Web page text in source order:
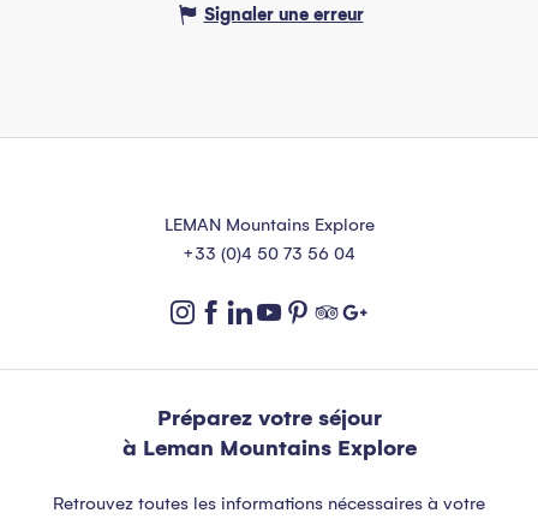
Signaler une erreur
LEMAN Mountains Explore
+33 (0)4 50 73 56 04
Préparez votre séjour
à Leman Mountains Explore
Retrouvez toutes les informations nécessaires à votre